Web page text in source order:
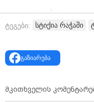
რაჭაში, სტიქიის
იპოვეს. შალვა
დღეიდან შოვში
და მძიმე ტექნიკა
პრიორიტეტულ
ტეგები: სტიქია რაჭაში
გაზიარება
მკითხველის